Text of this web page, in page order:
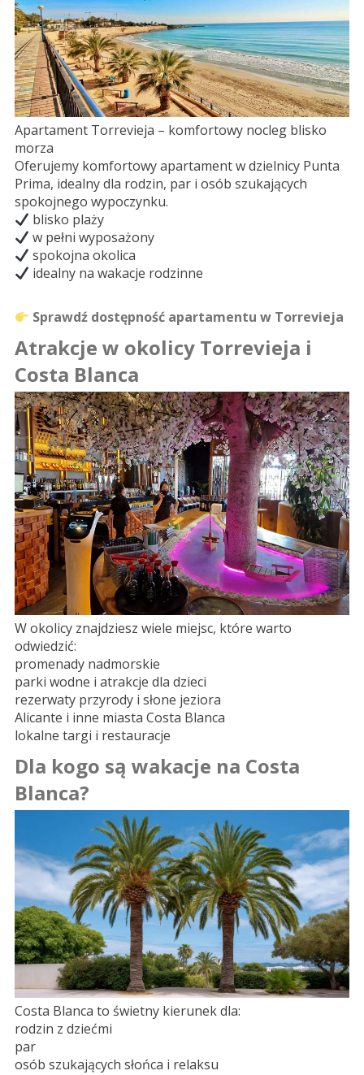
Apartament Torrevieja – komfortowy nocleg blisko
morza
Oferujemy komfortowy apartament w dzielnicy Punta
Prima, idealny dla rodzin, par i osób szukających
spokojnego wypoczynku.
blisko plaży
w pełni wyposażony
spokojna okolica
idealny na wakacje rodzinne
Sprawdź dostępność apartamentu w Torrevieja
Atrakcje w okolicy Torrevieja i
Costa Blanca
W okolicy znajdziesz wiele miejsc, które warto
odwiedzić:
promenady nadmorskie
parki wodne i atrakcje dla dzieci
rezerwaty przyrody i słone jeziora
Alicante i inne miasta Costa Blanca
lokalne targi i restauracje
Dla kogo są wakacje na Costa
Blanca?
Costa Blanca to świetny kierunek dla:
rodzin z dziećmi
par
osób szukających słońca i relaksu